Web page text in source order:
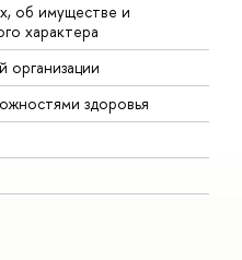
об имуществе и
характера
организации
здоровья